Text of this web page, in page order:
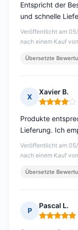
Veröffentlicht am
nach einem Kauf
Entspricht der
und schnelle
Übersetzte
X
Xavier B.
Hinweis: 4
Veröffentlicht am
nach einem Kauf
Produkte
Lieferung. Ich
Übersetzte
P
Pascal L.
Hinweis: 5